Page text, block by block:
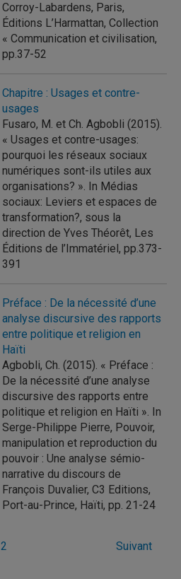
Corroy-Labardens, Paris,
Éditions L’Harmattan, Collection
« Communication et civilisation,
pp.37-52
Chapitre : Usages et contre-
usages
Fusaro, M. et Ch. Agbobli (2015).
« Usages et contre-usages:
pourquoi les réseaux sociaux
numériques sont-ils utiles aux
organisations? ». In Médias
sociaux: Leviers et espaces de
transformation?, sous la
direction de Yves Théorêt, Les
Éditions de l’Immatériel, pp.373-
391
Préface : De la nécessité d’une
analyse discursive des rapports
entre politique et religion en
Haïti
Agbobli, Ch. (2015). « Préface :
De la nécessité d’une analyse
discursive des rapports entre
politique et religion en Haïti ». In
Serge-Philippe Pierre, Pouvoir,
manipulation et reproduction du
pouvoir : Une analyse sémio-
narrative du discours de
François Duvalier, C3 Editions,
Port-au-Prince, Haïti, pp. 21-24
2 Suivant